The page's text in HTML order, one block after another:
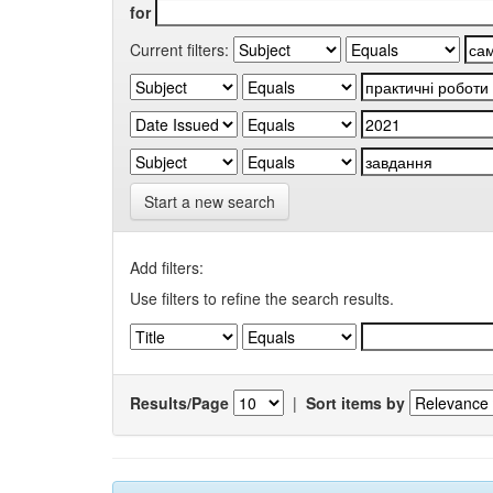
for
Current filters:
Start a new search
Add filters:
Use filters to refine the search results.
Results/Page | Sort items by